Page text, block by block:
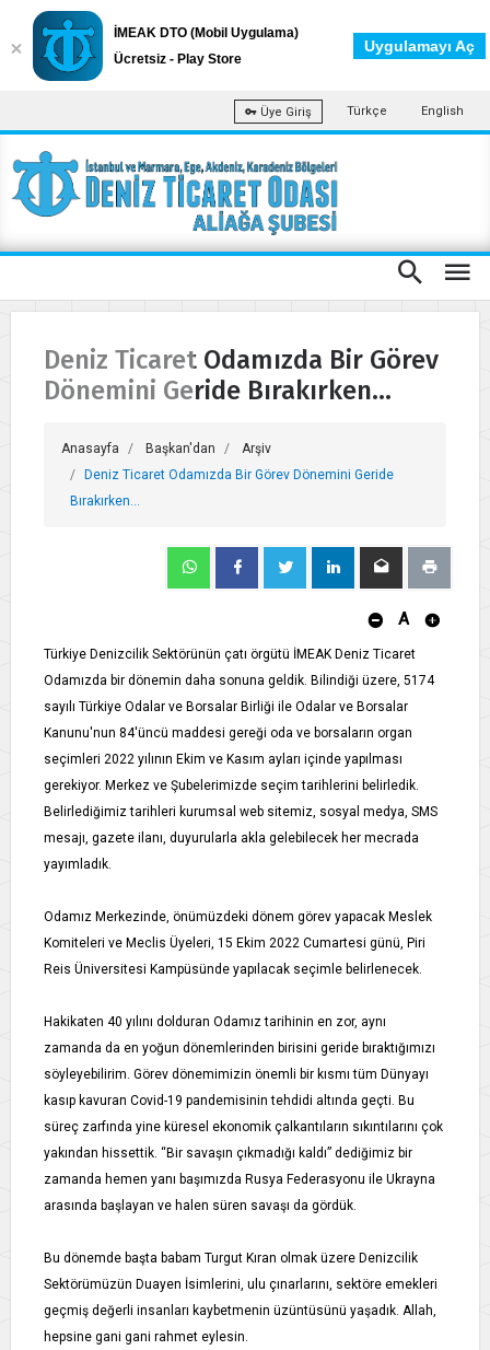
Üye Giriş Türkçe English
Deniz Ticaret Odamızda Bir Görev
Dönemini Geride Bırakırken…
Anasayfa Başkan'dan
Arşiv
Deniz Ticaret Odamızda Bir Görev Dönemini Geride
Bırakırken…
A
Türkiye Denizcilik Sektörünün çatı örgütü İMEAK Deniz Ticaret
Odamızda bir dönemin daha sonuna geldik. Bilindiği üzere, 5174
sayılı Türkiye Odalar ve Borsalar Birliği ile Odalar ve Borsalar
Kanunu'nun 84'üncü maddesi gereği oda ve borsaların organ
seçimleri 2022 yılının Ekim ve Kasım ayları içinde yapılması
gerekiyor. Merkez ve Şubelerimizde seçim tarihlerini belirledik.
Belirlediğimiz tarihleri kurumsal web sitemiz, sosyal medya, SMS
mesajı, gazete ilanı, duyurularla akla gelebilecek her mecrada
yayımladık.
Odamız Merkezinde, önümüzdeki dönem görev yapacak Meslek
Komiteleri ve Meclis Üyeleri, 15 Ekim 2022 Cumartesi günü, Piri
Reis Üniversitesi Kampüsünde yapılacak seçimle belirlenecek.
Hakikaten 40 yılını dolduran Odamız tarihinin en zor, aynı
zamanda da en yoğun dönemlerinden birisini geride bıraktığımızı
söyleyebilirim. Görev dönemimizin önemli bir kısmı tüm Dünyayı
kasıp kavuran Covid-19 pandemisinin tehdidi altında geçti. Bu
süreç zarfında yine küresel ekonomik çalkantıların sıkıntılarını çok
yakından hissettik. “Bir savaşın çıkmadığı kaldı” dediğimiz bir
zamanda hemen yanı başımızda Rusya Federasyonu ile Ukrayna
arasında başlayan ve halen süren savaşı da gördük.
Bu dönemde başta babam Turgut Kıran olmak üzere Denizcilik
Sektörümüzün Duayen İsimlerini, ulu çınarlarını, sektöre emekleri
geçmiş değerli insanları kaybetmenin üzüntüsünü yaşadık. Allah,
hepsine gani gani rahmet eylesin.
İMEAK DTO (Mobil Uygulama)
Ücretsiz - Play Store
Uygulamayı Aç